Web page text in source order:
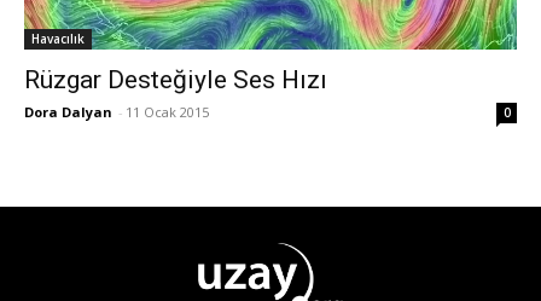
Havacılık
Rüzgar Desteğiyle Ses Hızı
Dora Dalyan - 11 Ocak 2015 0